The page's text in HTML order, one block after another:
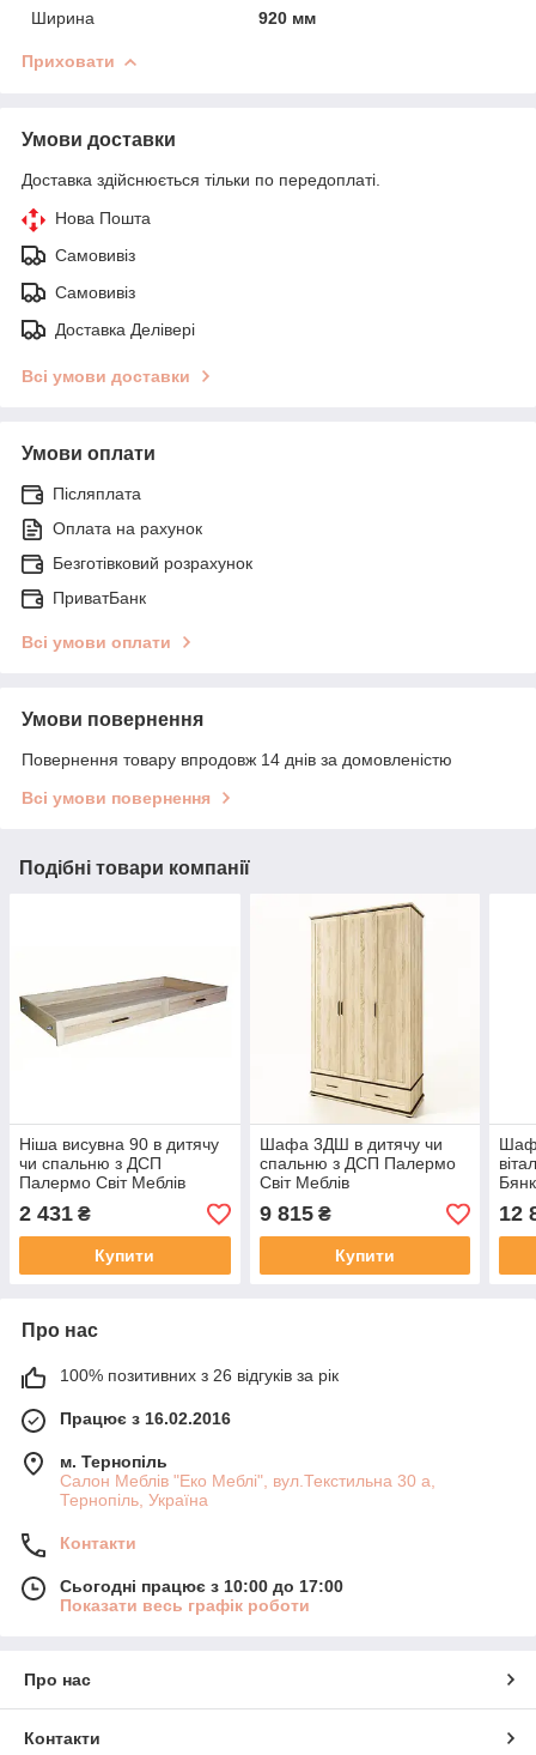
Ширина
920 мм
Приховати
Умови доставки
Доставка здійснюється тільки по передоплаті.
Нова Пошта
Самовивіз
Самовивіз
Доставка Делівері
Всі умови доставки
Умови оплати
Післяплата
Оплата на рахунок
Безготівковий розрахунок
ПриватБанк
Всі умови оплати
Умови повернення
Повернення товару впродовж 14 днів за домовленістю
Всі умови повернення
Подібні товари компанії
Ніша висувна 90 в дитячу
чи спальню з ДСП
Палермо Світ Меблів
2 431 ₴
Купити
Шафа 3ДШ в дитячу чи
спальню з ДСП Палермо
Світ Меблів
9 815₴
Купити
12
Про нас
100% позитивних з 26 відгуків за рік
Працює з 16.02.2016
м. Тернопіль
Салон Меблів "Еко Меблі", вул.Текстильна 30 а,
Тернопіль, Україна
Контакти
Сьогодні працює з 10:00 до 17:00
Показати весь графік роботи
Про нас
Контакти